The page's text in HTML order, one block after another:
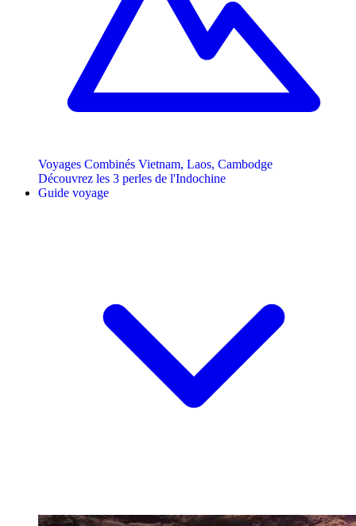
Voyages Combinés Vietnam, Laos, Cambodge
Découvrez les 3 perles de l'Indochine
Guide voyage